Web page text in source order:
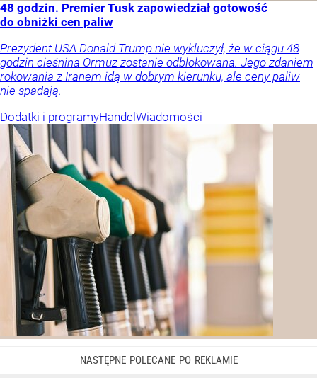
48 godzin. Premier Tusk zapowiedział gotowość
do obniżki cen paliw
Prezydent USA Donald Trump nie wykluczył, że w ciągu 48
godzin cieśnina Ormuz zostanie odblokowana. Jego zdaniem
rokowania z Iranem idą w dobrym kierunku, ale ceny paliw
nie spadają.
Dodatki i programyHandel Wiadomości